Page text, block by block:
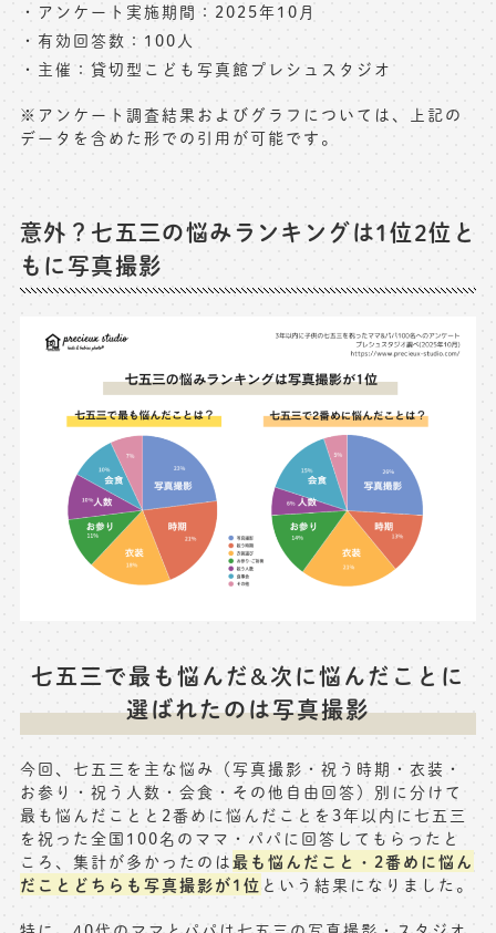
アンケート実施期間：2025年10月
有効回答数：100人
主催：貸切型こども写真館プレシュスタジオ
※アンケート調査結果およびグラフについては、上記の
データを含めた形での引用が可能です。
意外？七五三の悩みランキングは1位2位と
もに写真撮影
七五三で最も悩んだ&次に悩んだことに
選ばれたのは写真撮影
今回、七五三を主な悩み（写真撮影・祝う時期・衣装・
お参り・祝う人数・会食・その他自由回答）別に分けて
最も悩んだことと2番めに悩んだことを3年以内に七五三
を祝った全国100名のママ・パパに回答してもらったと
ころ、集計が多かったのは最も悩んだこと・2番めに悩ん
だことどちらも写真撮影が1位 という結果になりました。